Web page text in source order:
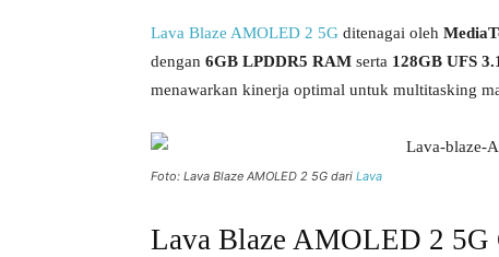
Lava Blaze AMOLED 2 5G ditenagai oleh
dengan 6GB LPDDR5 RAM serta 128GB UFS 3.1
menawarkan kinerja optimal untuk multitasking
Foto: Lava Blaze AMOLED 2 5G dari Lava
Lava Blaze AMOLED 2 5G